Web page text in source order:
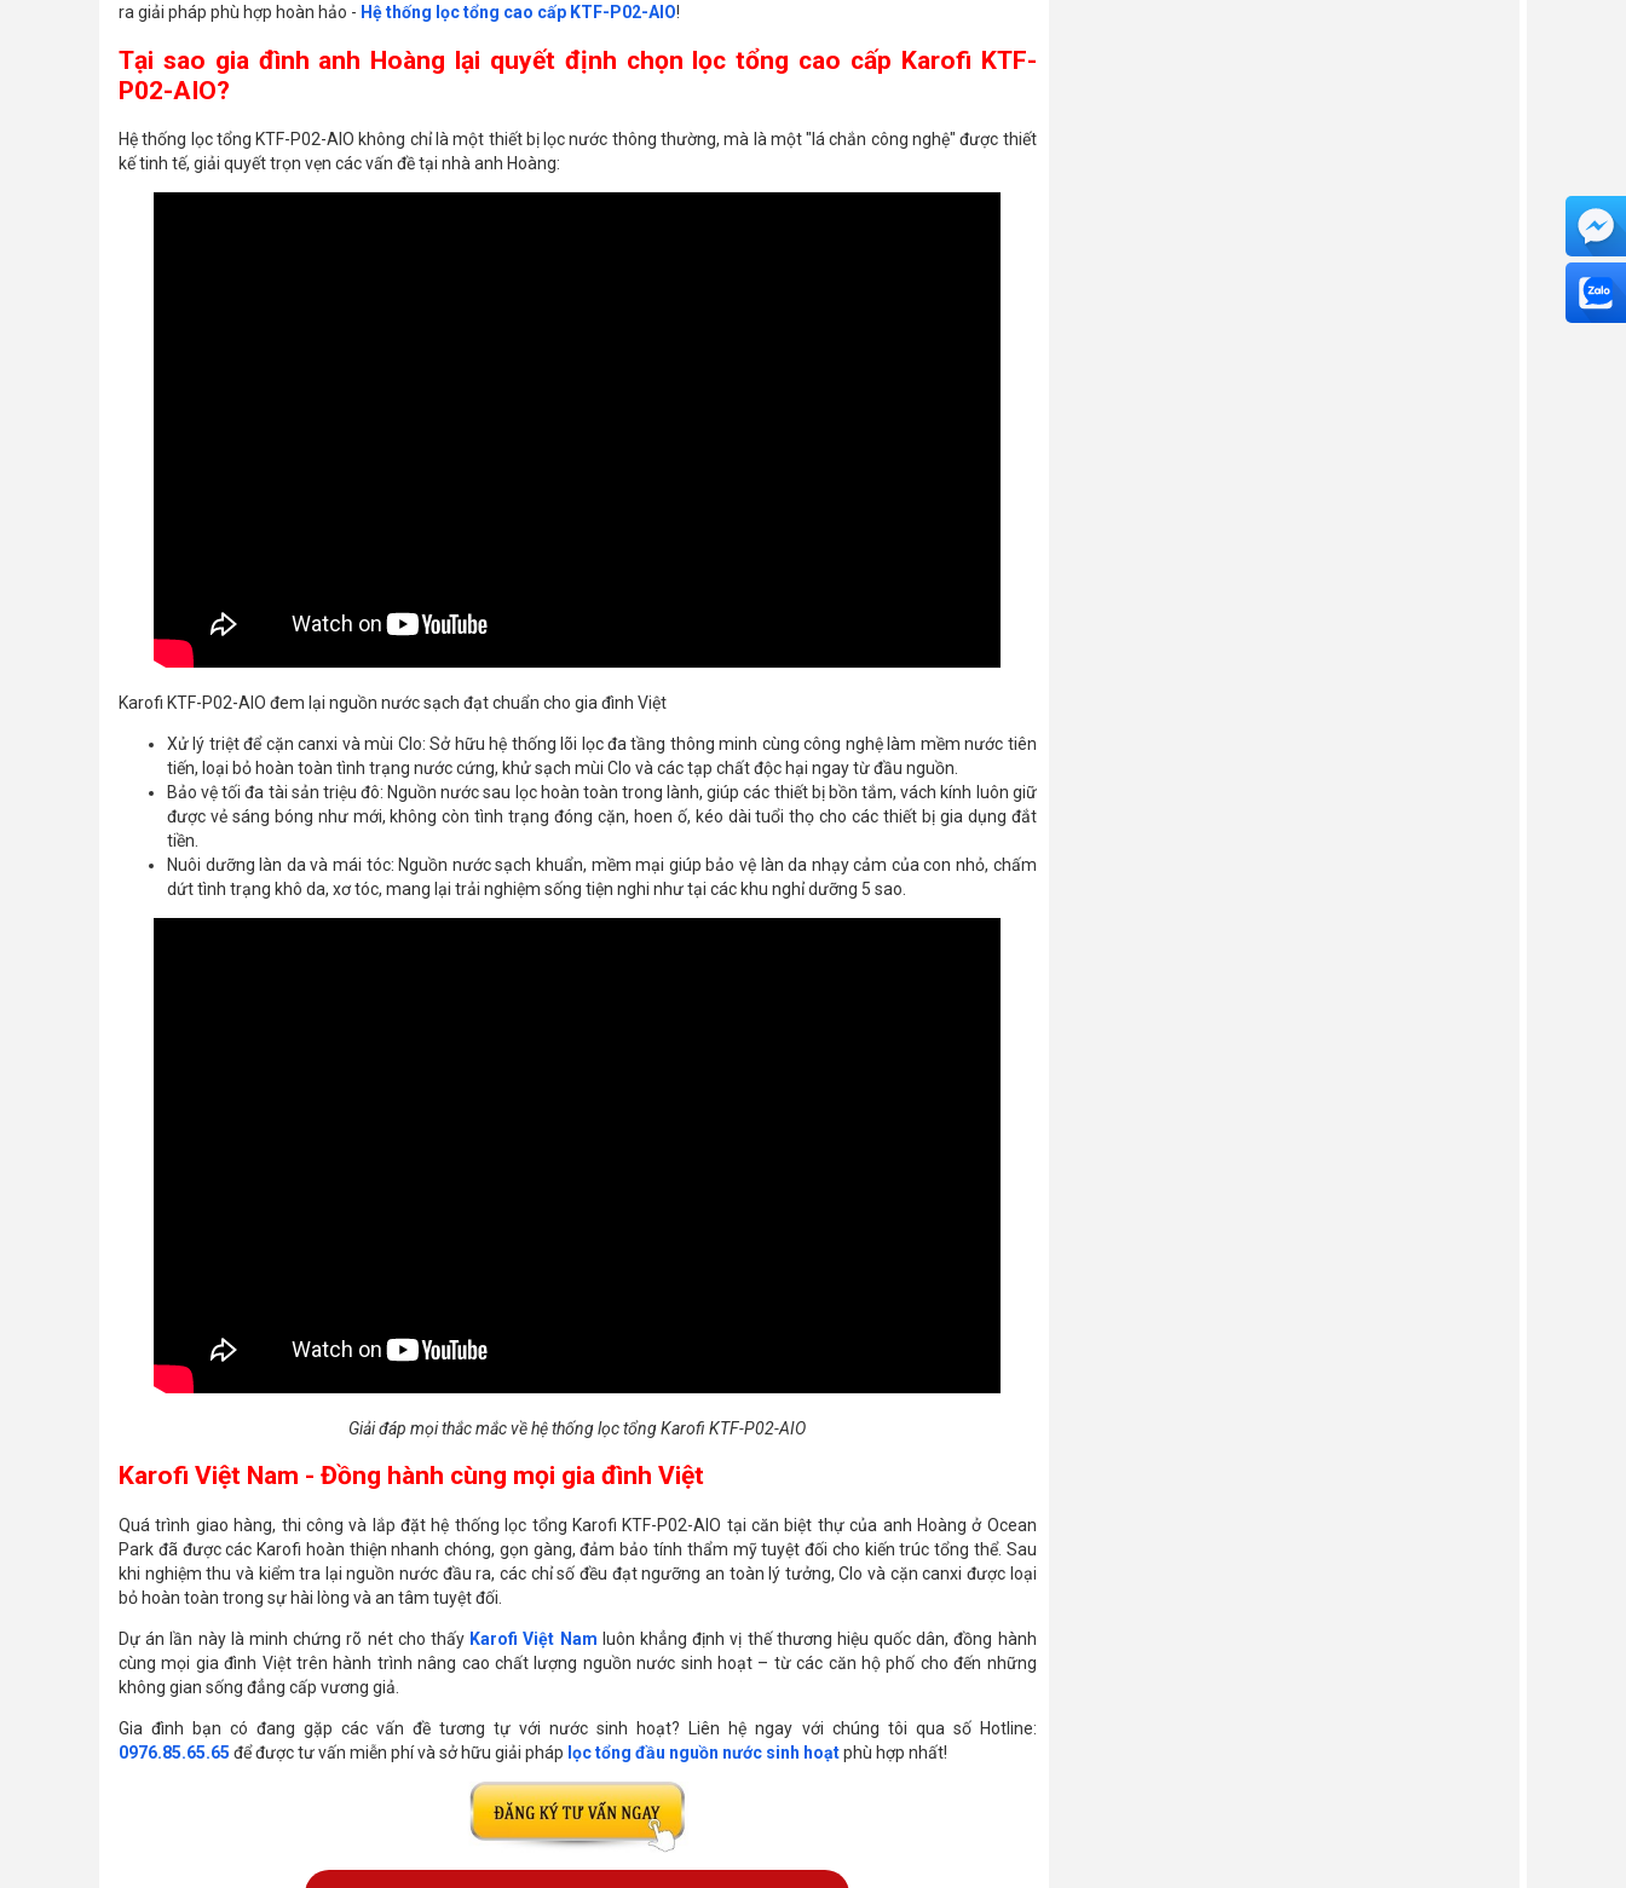
ra giải pháp phù hợp hoàn hảo - Hệ thống lọc tổng cao cấp KTF-P02-AIO!
Tại sao gia đình anh Hoàng lại quyết định chọn lọc tổng cao cấp Karofi KTF-
P02-AIO?
Hệ thống lọc tổng KTF-P02-AIO không chỉ là một thiết bị lọc nước thông thường, mà là một "lá chắn công nghệ" được thiết
kế tinh tế, giải quyết trọn vẹn các vấn đề tại nhà anh Hoàng:
Karofi KTF-P02-AIO đem lại nguồn nước sạch đạt chuẩn cho gia đình Việt
Xử lý triệt để cặn canxi và mùi Clo: Sở hữu hệ thống lõi lọc đa tầng thông minh cùng công nghệ làm mềm nước tiên
tiến, loại bỏ hoàn toàn tình trạng nước cứng, khử sạch mùi Clo và các tạp chất độc hại ngay từ đầu nguồn.
Bảo vệ tối đa tài sản triệu đô: Nguồn nước sau lọc hoàn toàn trong lành, giúp các thiết bị bồn tắm, vách kính luôn giữ
được vẻ sáng bóng như mới, không còn tình trạng đóng cặn, hoen ố, kéo dài tuổi thọ cho các thiết bị gia dụng đắt
tiền.
Nuôi dưỡng làn da và mái tóc: Nguồn nước sạch khuẩn, mềm mại giúp bảo vệ làn da nhạy cảm của con nhỏ, chấm
dứt tình trạng khô da, xơ tóc, mang lại trải nghiệm sống tiện nghi như tại các khu nghỉ dưỡng 5 sao.
Giải đáp mọi thắc mắc về hệ thống lọc tổng Karofi KTF-P02-AIO
Karofi Việt Nam - Đồng hành cùng mọi gia đình Việt
Quá trình giao hàng, thi công và lắp đặt hệ thống lọc tổng Karofi KTF-P02-AIO tại căn biệt thự của anh Hoàng ở Ocean
Park đã được các Karofi hoàn thiện nhanh chóng, gọn gàng, đảm bảo tính thẩm mỹ tuyệt đối cho kiến trúc tổng thể. Sau
khi nghiệm thu và kiểm tra lại nguồn nước đầu ra, các chỉ số đều đạt ngưỡng an toàn lý tưởng, Clo và cặn canxi được loại
bỏ hoàn toàn trong sự hài lòng và an tâm tuyệt đối.
Dự án lần này là minh chứng rõ nét cho thấy Karofi Việt Nam luôn khẳng định vị thế thương hiệu quốc dân, đồng hành
cùng mọi gia đình Việt trên hành trình nâng cao chất lượng nguồn nước sinh hoạt – từ các căn hộ phố cho đến những
không gian sống đẳng cấp vương giả.
Gia đình bạn có đang gặp các vấn đề tương tự với nước sinh hoạt? Liên hệ ngay với chúng tôi qua số Hotline:
0976.85.65.65 để được tư vấn miễn phí và sở hữu giải pháp lọc tổng đầu nguồn nước sinh hoạtphù hợp nhất!